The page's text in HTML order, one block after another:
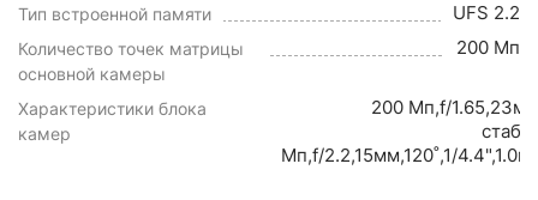
Тип встроенной памяти UFS 2.2
Количество точек матрицы
основной камеры
200 Мп
Характеристики блока
камер
200 Мп,f/
Мп,f/2.2,15мм,120˚,1/